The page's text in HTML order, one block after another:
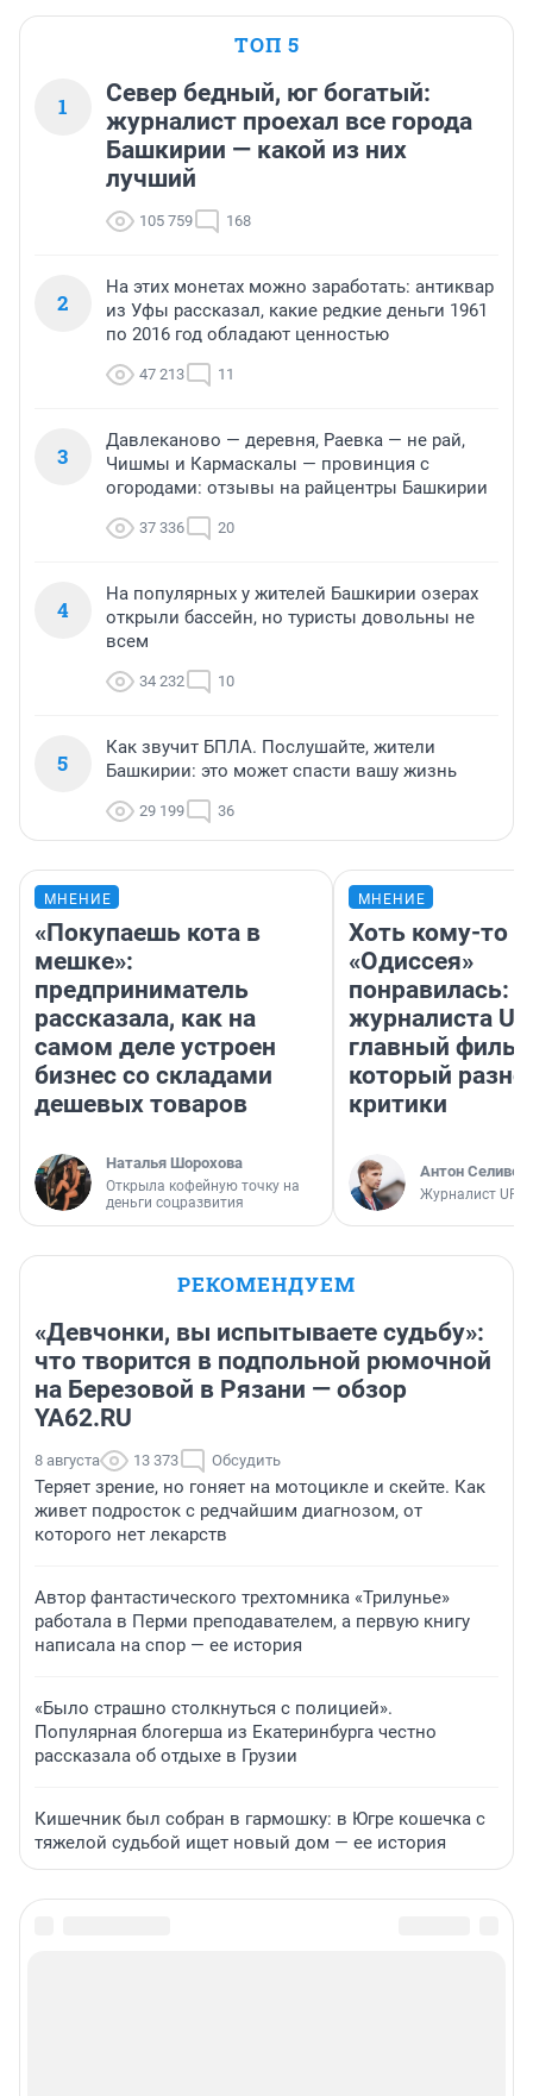
ТОП 5
1
Север бедный, юг богатый:
журналист проехал все города
Башкирии — какой из них
лучший
105 759 168
2
На этих монетах можно заработать: антиквар
из Уфы рассказал, какие редкие деньги 1961
по 2016 год обладают ценностью
47 213 11
3
Давлеканово — деревня, Раевка — не рай,
Чишмы и Кармаскалы — провинция с
огородами: отзывы на райцентры Башкирии
37 336 20
4
На популярных у жителей Башкирии озерах
открыли бассейн, но туристы довольны не
всем
34 232 10
5
Как звучит БПЛА. Послушайте, жители
Башкирии: это может спасти вашу жизнь
29 199 36
МНЕНИЕ
«Покупаешь кота в
мешке»:
предприниматель
рассказала, как на
самом деле устроен
бизнес со складами
дешевых товаров
Наталья Шорохова
Открыла кофейную точку на
деньги соцразвития
МНЕНИЕ
Хоть кому-то
«Одиссея»
понравилась:
журналиста
главный
который
критики
Антон
Журналист
РЕКОМЕНДУЕМ
«Девчонки, вы испытываете судьбу»:
что творится в подпольной рюмочной
на Березовой в Рязани — обзор
YA62.RU
8 августа 13 373 Обсудить
Теряет зрение, но гоняет на мотоцикле и скейте. Как
живет подросток с редчайшим диагнозом, от
которого нет лекарств
Автор фантастического трехтомника «Трилунье»
работала в Перми преподавателем, а первую книгу
написала на спор — ее история
«Было страшно столкнуться с полицией».
Популярная блогерша из Екатеринбурга честно
рассказала об отдыхе в Грузии
Кишечник был собран в гармошку: в Югре кошечка с
тяжелой судьбой ищет новый дом — ее история